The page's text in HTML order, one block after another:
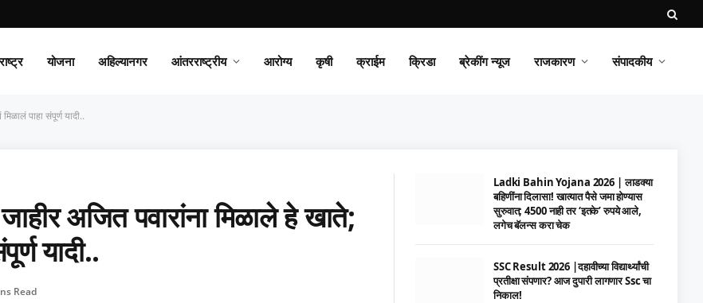
योजना अहिल्यानगर आंतरराष्ट्रीय आरोग्य कृषी क्राईम क्रिडा ब्रेकींग न्यूज राजकारण संपादकीय
पाहा संपूर्ण यादी..
अजित पवारांना मिळाले हे खाते;
यादी..
Read
Ladki Bahin Yojana 2026 | लाडक्या
बहिणींना दिलासा! खात्यात पैसे जमा होण्यास
सुरुवात; 4500 नाही तर ‘इतके’ रुपये आले,
लगेच बॅलन्स करा चेक
SSC Result 2026 |दहावीच्या विद्यार्थ्यांची
प्रतीक्षा संपणार? आज दुपारी लागणार Ssc चा
निकाल!